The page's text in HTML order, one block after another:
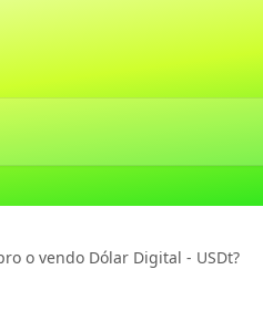
o vendo Dólar Digital - USDt?